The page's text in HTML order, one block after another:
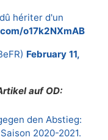
hériter d'un
o17k2NXmAB
February 11,
auf OD:
den Abstieg:
2020-2021.